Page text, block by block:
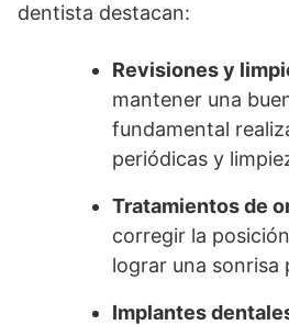
dentista destacan:
Revisiones y
mantener una
fundamental
periódicas y
Tratamientos de
corregir la
lograr una sonrisa
Implantes